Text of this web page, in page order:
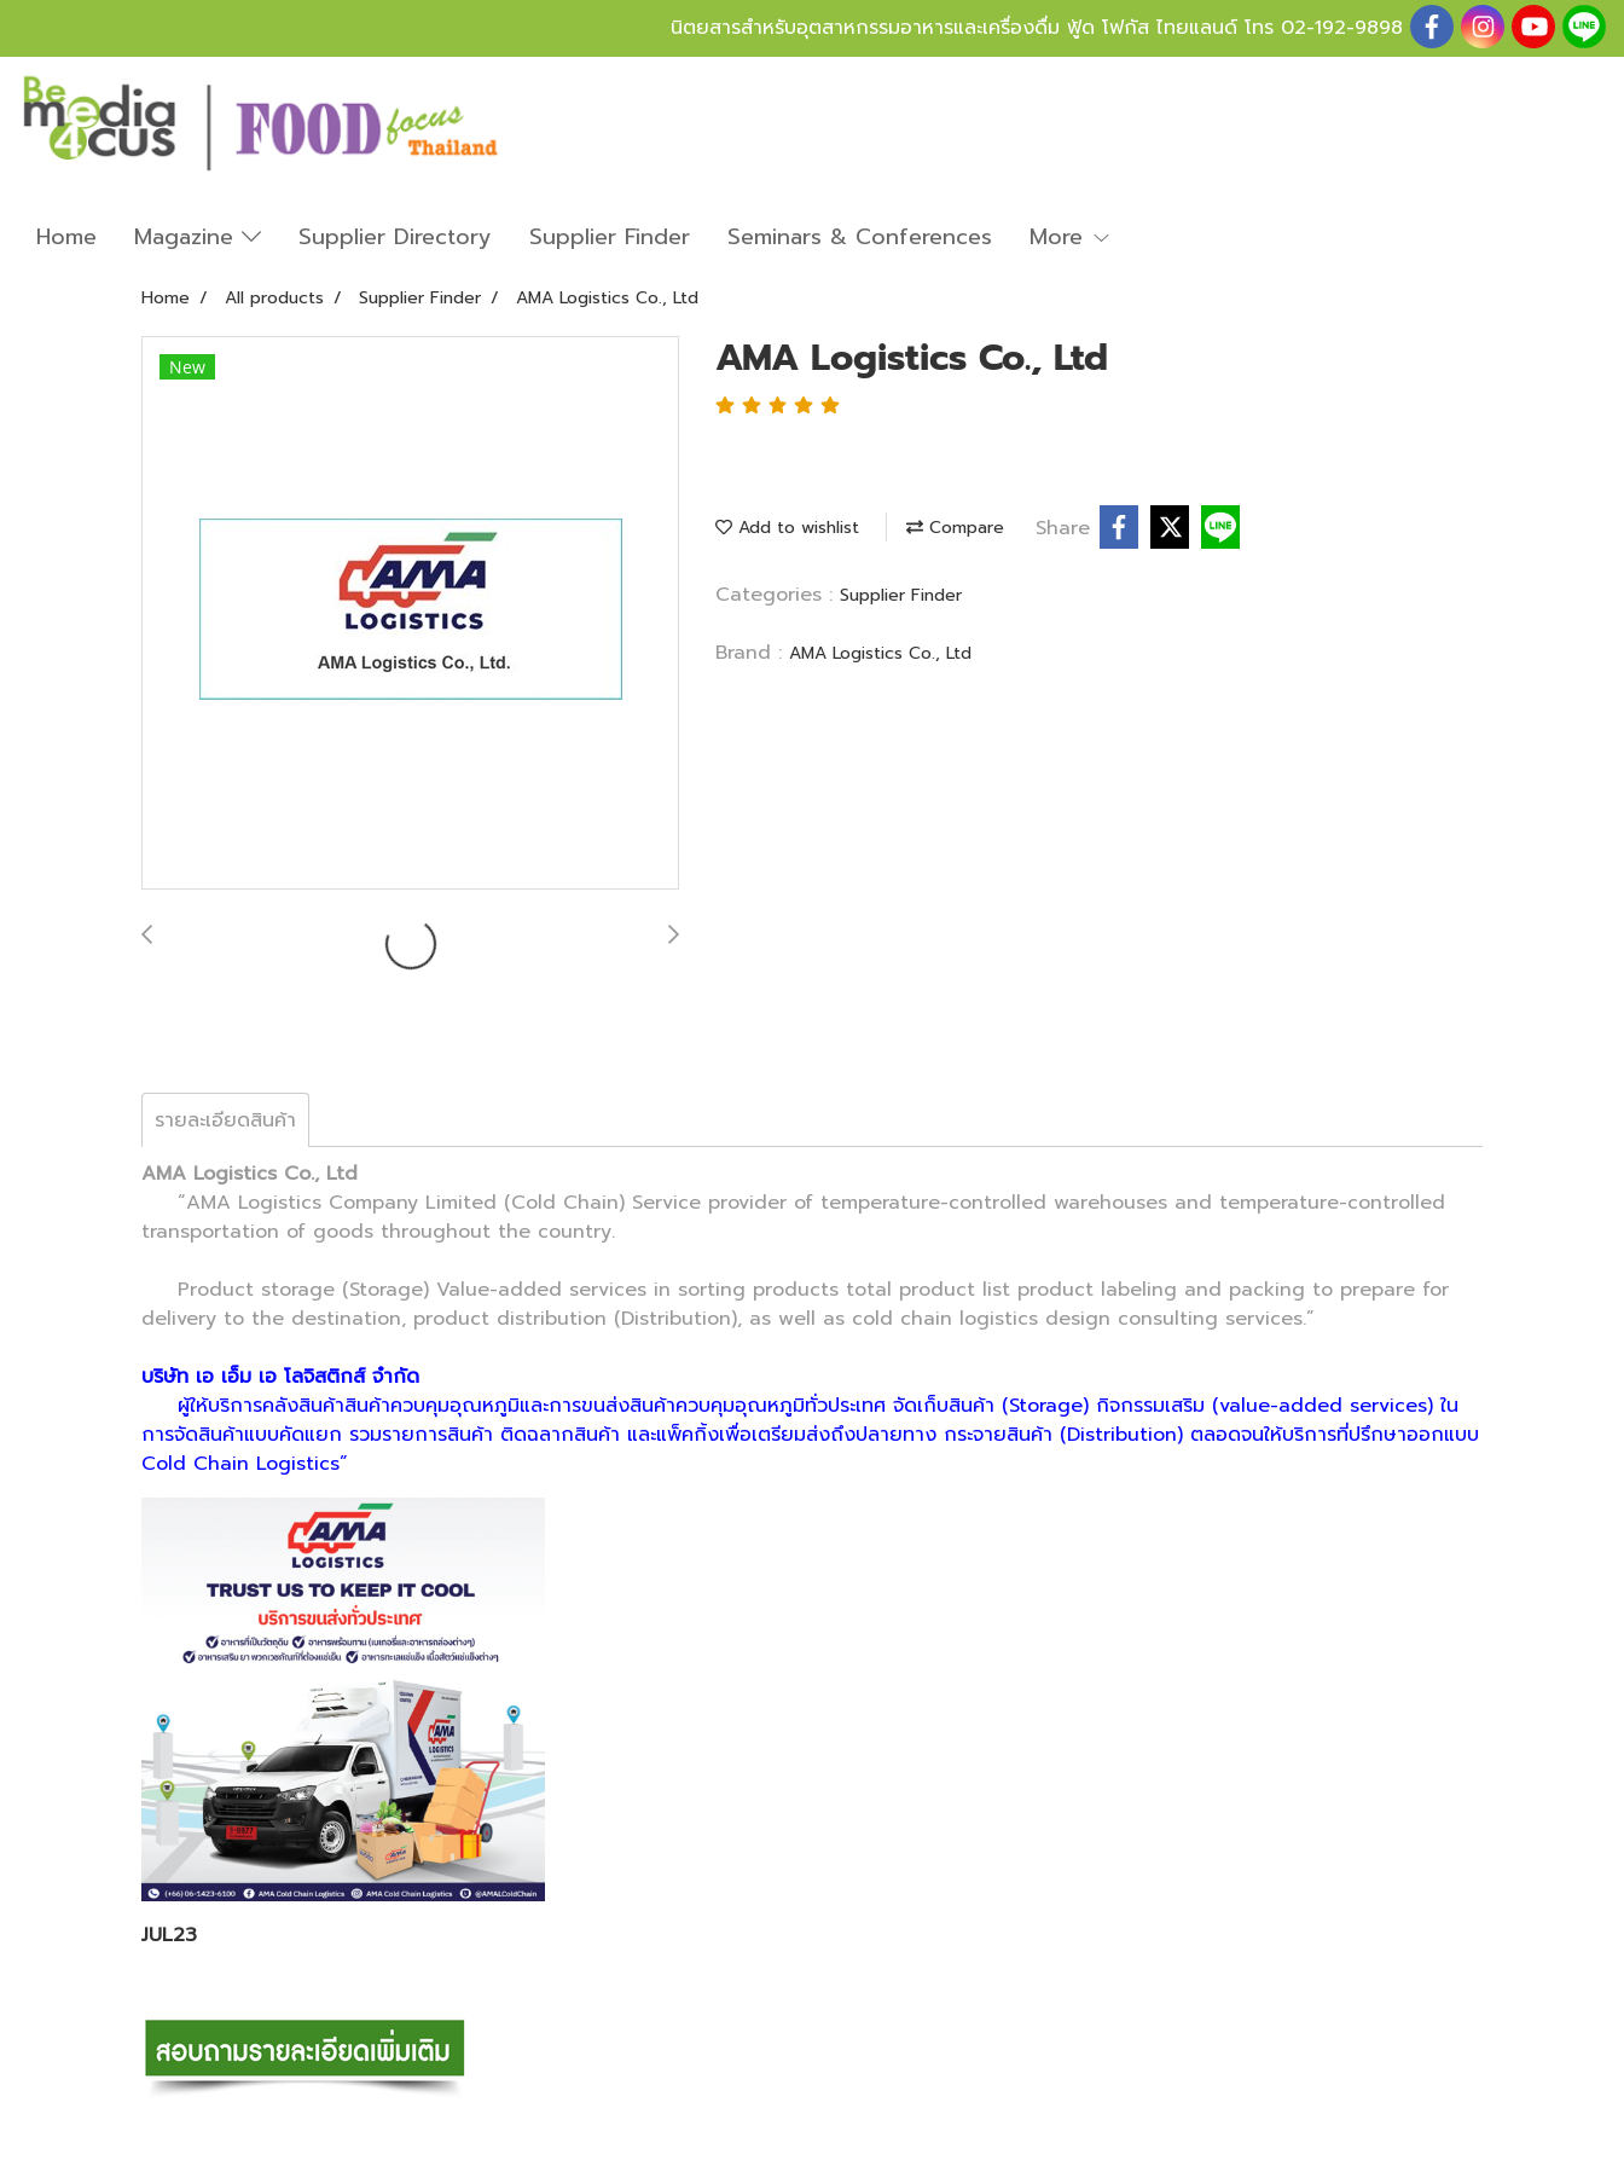
นิตยสารสำหรับอุตสาหกรรมอาหารและเครื่องดื่ม ฟู้ด โฟกัส ไทยแลนด์ โทร 02-192-9898
Home Magazine Supplier Directory Supplier Finder Seminars & Conferences More
Home All products Supplier Finder AMA Logistics Co., Ltd
New AMA Logistics Co., Ltd
Add to wishlist Compare Share
Categories : Supplier Finder
Brand : AMA Logistics Co., Ltd
รายละเอียดสินค้า
AMA Logistics Co., Ltd
“AMA Logistics Company Limited (Cold Chain) Service provider of temperature-controlled warehouses and temperature-controlled
transportation of goods throughout the country.
Product storage (Storage) Value-added services in sorting products total product list product labeling and packing to prepare for
delivery to the destination, product distribution (Distribution), as well as cold chain logistics design consulting services.”
บริษัท เอ เอ็ม เอ โลจิสติกส์ จำกัด
ผู้ให้บริการคลังสินค้าสินค้าควบคุมอุณหภูมิและการขนส่งสินค้าควบคุมอุณหภูมิทั่วประเทศ จัดเก็บสินค้า (Storage) กิจกรรมเสริม (value-added services) ใน
การจัดสินค้าแบบคัดแยก รวมรายการสินค้า ติดฉลากสินค้า และแพ็คกิ้งเพื่อเตรียมส่งถึงปลายทาง กระจายสินค้า (Distribution) ตลอดจนให้บริการที่ปรึกษาออกแบบ
Cold Chain Logistics”
JUL23